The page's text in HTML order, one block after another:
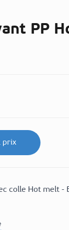
PP
prix
colle Hot melt -